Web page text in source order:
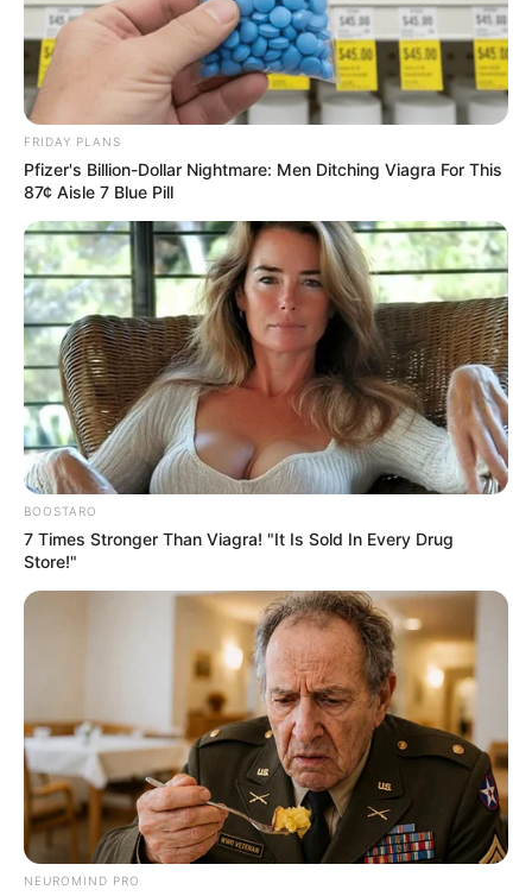
FRIDAY PLANS
Pfizer's Billion-Dollar Nightmare: Men Ditching Viagra For This
87¢ Aisle 7 Blue Pill
BOOSTARO
7 Times Stronger Than Viagra! "It Is Sold In Every Drug
Store!"
NEUROMIND PRO